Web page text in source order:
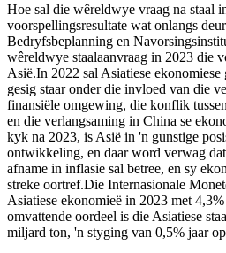
Hoe sal die wêreldwye vraag na staal
voorspellingsresultate wat onlangs
Bedryfsbeplanning en
wêreldwye staalaanvraag in 2023 die
Asië.In 2022 sal Asiatiese
gesig staar onder die invloed van die
finansiële omgewing, die konflik
en die verlangsaming in China se
kyk na 2023, is Asië in 'n gunstige
ontwikkeling, en daar word verwag
afname in inflasie sal betree, en sy
streke oortref.Die Internasionale
Asiatiese ekonomieë in 2023 met
omvattende oordeel is die Asiatiese
miljard ton, 'n styging van 0,5% jaar